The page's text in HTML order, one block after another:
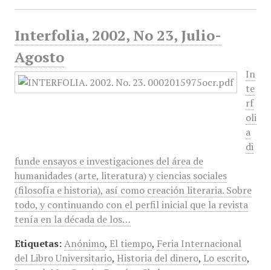
Interfolia, 2002, No 23, Julio-
Agosto
In
te
rf
oli
a
di
funde ensayos e investigaciones del área de
humanidades (arte, literatura) y ciencias sociales
(filosofía e historia), así como creación literaria. Sobre
todo, y continuando con el perfil inicial que la revista
tenía en la década de los…
Etiquetas: Anónimo, El tiempo, Feria Internacional
del Libro Universitario, Historia del dinero, Lo escrito,